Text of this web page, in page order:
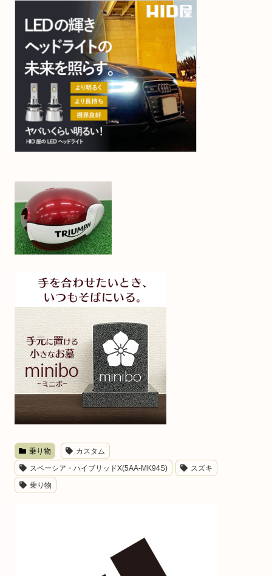
乗り物 カスタム
スペーシア・ハイブリッドX(5AA-MK94S)
スズキ
乗り物